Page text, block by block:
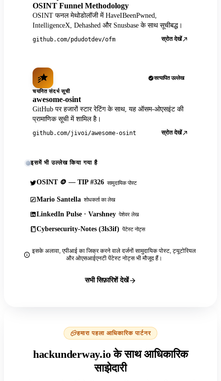
OSINT Funnel Methodology
OSINT फनल मेथोडोलॉजी में HaveIBeenPwned,
IntelligenceX, Dehashed और Snusbase के साथ सूचीबद्ध।
github.com/pdudotdev/ofm स्रोत देखें
सत्यापित उल्लेख
चयनित संदर्भ सूची
awesome-osint
GitHub पर हजारों स्टार रेटिंग के साथ, यह ऑसम-ओएसइंट की
प्रामाणिक सूची में शामिल है।
github.com/jivoi/awesome-osint स्रोत देखें
इसमें भी उल्लेख किया गया है
OSINT 🪙 — TIP #326 सामुदायिक पोस्ट
Mario Santella शोधकर्ता का लेख
LinkedIn Pulse · Varshney पेशेवर लेख
Cybersecurity-Notes (3ls3if) पेंटेस्ट नोट्स
इसके अलावा, एपीआई का जिक्र करने वाले दर्जनों सामुदायिक पोस्ट, ट्यूटोरियल
और ओएसआईएनटी पेंटेस्ट नोट्स भी मौजूद हैं।
सभी सिफ़ारिशें देखें
हमारा पहला आधिकारिक पार्टनर
hackunderway.io के साथ आधिकारिक
साझेदारी